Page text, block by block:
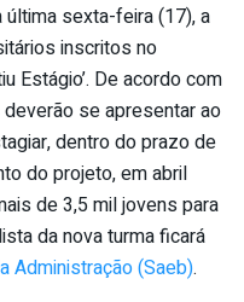
última sexta-feira (17), a
inscritos no
Estágio’. De acordo com
se apresentar ao
dentro do prazo de
do projeto, em abril
de 3,5 mil jovens para
da nova turma ficará
Administração (Saeb).